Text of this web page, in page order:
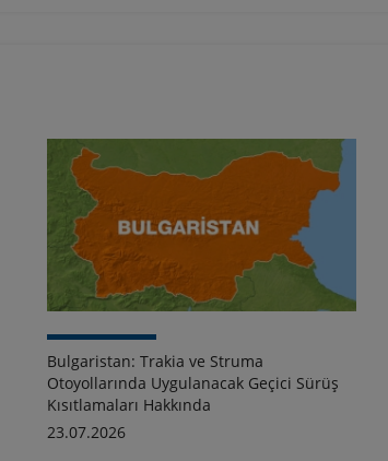
Bulgaristan: Trakia ve Struma
Otoyollarında Uygulanacak Geçici Sürüş
Kısıtlamaları Hakkında
23.07.2026